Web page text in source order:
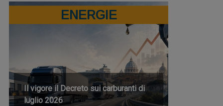
ENERGIE
Il vigore il Decreto sui carburanti di
luglio 2026